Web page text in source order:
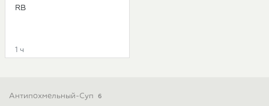
RB
1 ч
Антипохмельный-Суп 6